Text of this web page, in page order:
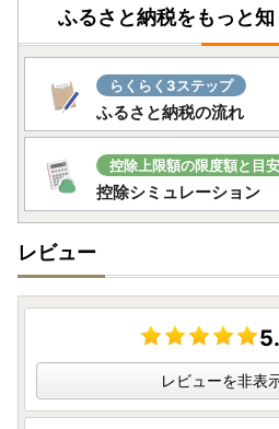
ふるさと納税をもっと
らくらく3ステップ
ふるさと納税の流れ
控除上限額の限度額と目安
控除シミュレーション
レビュー
レビューを非表